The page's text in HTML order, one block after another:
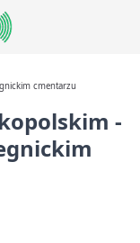
cmentarzu
-